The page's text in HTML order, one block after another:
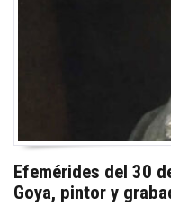
Efemérides del 30
Goya, pintor y